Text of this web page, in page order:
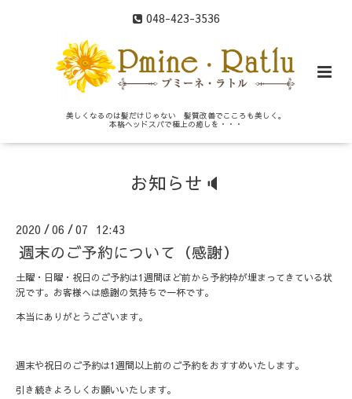
048-423-3536
美しくなるのは髪だけじゃない 髪質改善でこころも美しく。
本格ヘッドスパで極上の癒しを・・・
お知らせ🔈
2020 /06 /07 12:43
週末のご予約について（感謝）
土曜・日曜・祝日のご予約は1週間ほど前から予約枠が埋まってきている状
況です。お客様へは感謝の気持ちで一杯です。
本当にありがとうございます。
週末や祝日のご予約は1週間以上前のご予約をおすすめいたします。
引き続きよろしくお願いいたします。